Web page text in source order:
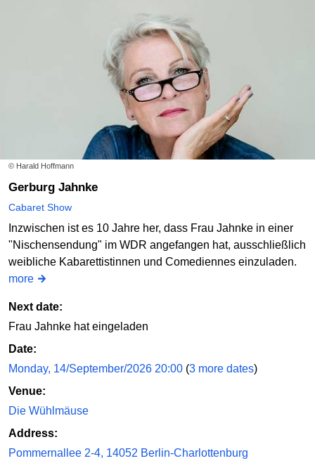
© Harald Hoffmann
Gerburg Jahnke
Cabaret Show
Inzwischen ist es 10 Jahre her, dass Frau Jahnke in einer
"Nischensendung" im WDR angefangen hat, ausschließlich
weibliche Kabarettistinnen und Comediennes einzuladen.
more
Next date:
Frau Jahnke hat eingeladen
Date:
Monday, 14/September/2026 20:00 (3 more dates)
Venue:
Die Wühlmäuse
Address:
Pommernallee 2-4, 14052 Berlin-Charlottenburg